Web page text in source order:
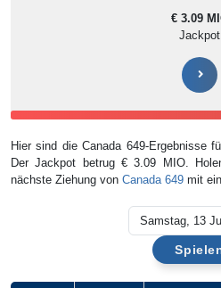
€ 3.09
Jackpot
Hier sind die Canada 649-Ergebnisse
Der Jackpot betrug € 3.09 MIO.
nächste Ziehung von Canada 649 mit